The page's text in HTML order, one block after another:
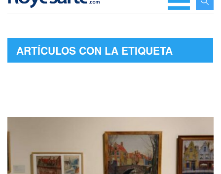
ARTÍCULOS CON LA ETIQUETA